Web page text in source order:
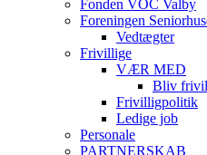
Fonden VOC Valby
Foreningen
Vedtægter
Frivillige
VÆR MED
Bliv
Frivilligpolitik
Ledige job
Personale
PARTNERSKAB